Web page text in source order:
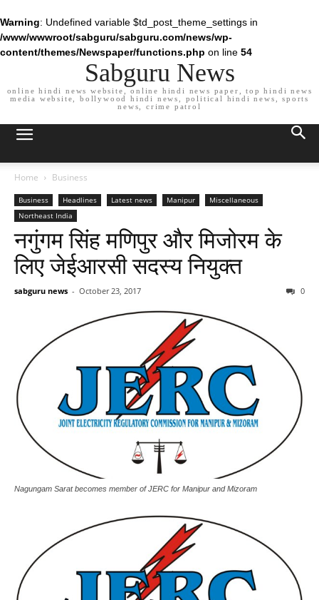
Warning: Undefined variable $td_post_theme_settings in
/www/wwwroot/sabguru/sabguru.com/news/wp-
content/themes/Newspaper/functions.php on line 54
Sabguru News
online hindi news website, online hindi news paper, top hindi news
media website, bollywood hindi news, political hindi news, sports
news, crime patrol
Home Business
Business Headlines Latest news Manipur
Miscellaneous
Northeast India
नगुंगम सिंह मणिपुर और मिजोरम के
लिए जेईआरसी सदस्य नियुक्त
sabguru news - October 23, 2017 0
Nagungam Sarat becomes member of JERC for Manipur and Mizoram